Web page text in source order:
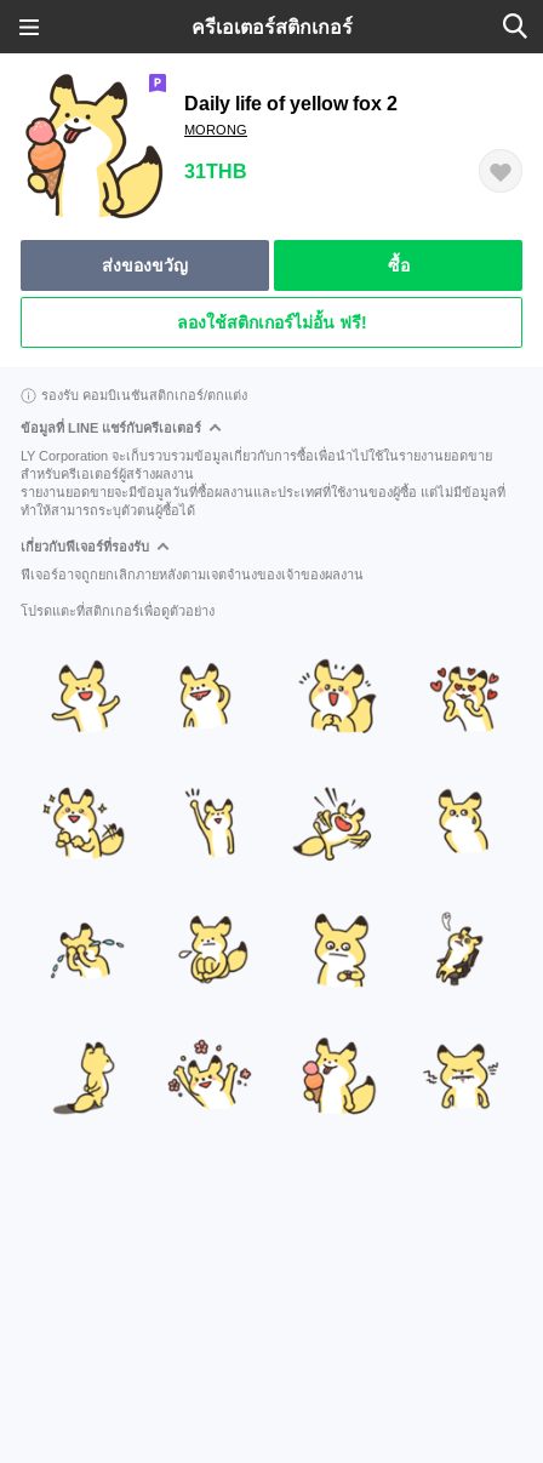
ครีเอเตอร์สติกเกอร์
Daily life of yellow fox 2
MORONG
31THB
ส่งของขวัญ ซื้อ
ลองใช้สติกเกอร์ไม่อั้น ฟรี!
รองรับ คอมบิเนชันสติกเกอร์/ตกแต่ง
ข้อมูลที่ LINE แชร์กับครีเอเตอร์
LY Corporation จะเก็บรวบรวมข้อมูลเกี่ยวกับการซื้อเพื่อนำไปใช้ในรายงานยอดขาย
สำหรับครีเอเตอร์ผู้สร้างผลงาน
รายงานยอดขายจะมีข้อมูลวันที่ซื้อผลงานและประเทศที่ใช้งานของผู้ซื้อ แต่ไม่มีข้อมูลที่
ทำให้สามารถระบุตัวตนผู้ซื้อได้
เกี่ยวกับฟีเจอร์ที่รองรับ
ฟีเจอร์อาจถูกยกเลิกภายหลังตามเจตจำนงของเจ้าของผลงาน
โปรดแตะที่สติกเกอร์เพื่อดูตัวอย่าง